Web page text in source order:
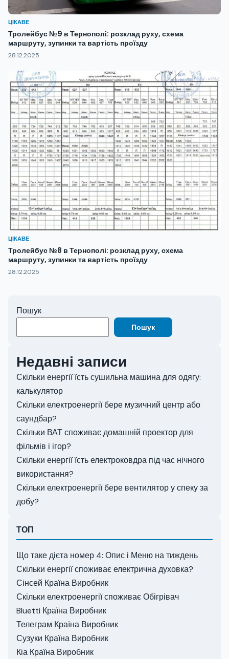
ЦІКАВЕ
Тролейбус №9 в Тернополі: розклад руху, схема
маршруту, зупинки та вартість проїзду
28.12.2025
ЦІКАВЕ
Тролейбус №8 в Тернополі: розклад руху, схема
маршруту, зупинки та вартість проїзду
28.12.2025
Пошук
Пошук
Недавні записи
Скільки енергії їсть сушильна машина для одягу:
калькулятор
Скільки електроенергії бере музичний центр або
саундбар?
Скільки ВАТ споживає домашній проектор для
фільмів і ігор?
Скільки енергії їсть електроковдра під час нічного
використання?
Скільки електроенергії бере вентилятор у спеку за
добу?
ТОП
Що таке дієта номер 4: Опис і Меню на тиждень
Скільки енергії споживає електрична духовка?
Сінсей Країна Виробник
Скільки електроенергії споживає Обігрівач
Bluetti Країна Виробник
Телеграм Країна Виробник
Сузуки Країна Виробник
Кіа Країна Виробник